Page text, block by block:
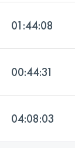
01:44:08
00:44:31
04:08:03